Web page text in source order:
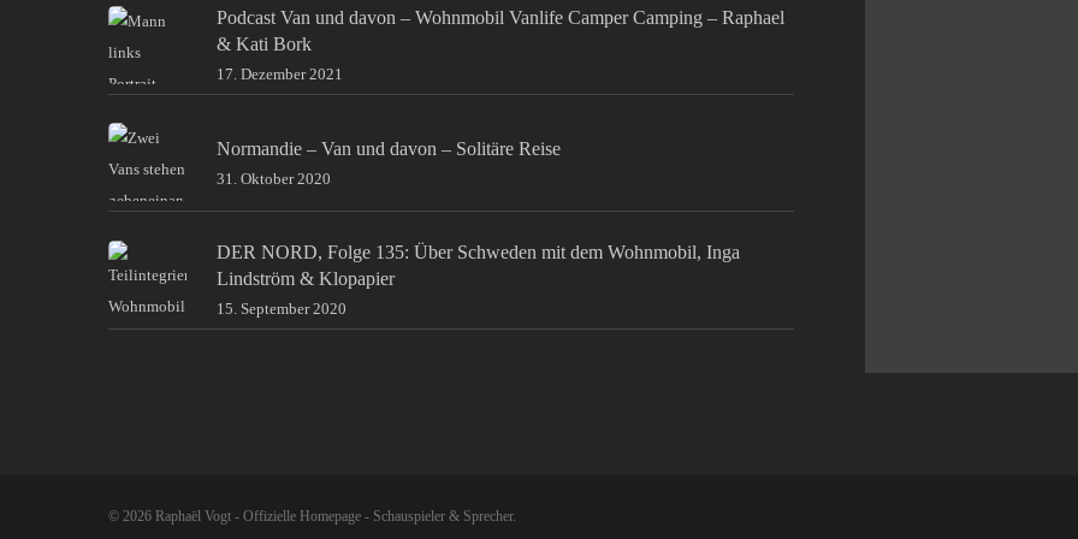
Podcast Van und davon – Wohnmobil Vanlife Camper Camping – Raphael
& Kati Bork
17. Dezember 2021
Normandie – Van und davon – Solitäre Reise
31. Oktober 2020
DER NORD, Folge 135: Über Schweden mit dem Wohnmobil, Inga
Lindström & Klopapier
15. September 2020
© 2026 Raphaël Vogt - Offizielle Homepage - Schauspieler & Sprecher.